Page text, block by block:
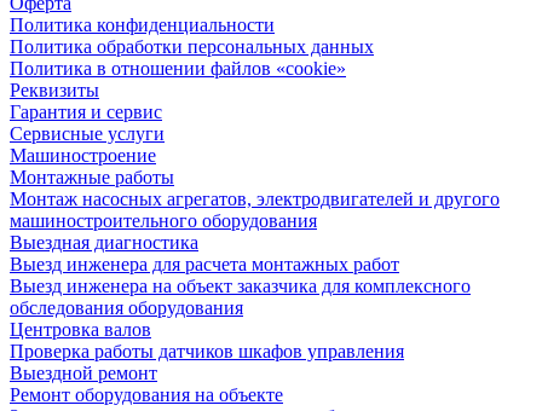
Политика конфиденциальности
Политика обработки персональных данных
Политика в отношении файлов «cookie»
Реквизиты
Гарантия и сервис
Сервисные услуги
Машиностроение
Монтажные работы
Монтаж насосных агрегатов, электродвигателей и другого
машиностроительного оборудования
Выездная диагностика
Выезд инженера для расчета монтажных работ
Выезд инженера на объект заказчика для комплексного
обследования оборудования
Центровка валов
Проверка работы датчиков шкафов управления
Выездной ремонт
Ремонт оборудования на объекте